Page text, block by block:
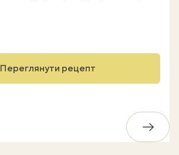
Переглянути рецепт